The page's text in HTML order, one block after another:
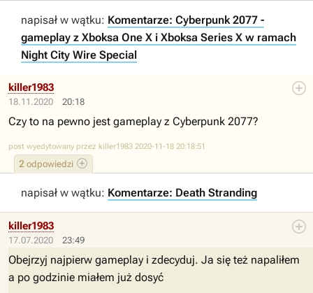
napisał w wątku: Komentarze: Cyberpunk 2077 -
gameplay z Xboksa One X i Xboksa Series X w ramach
Night City Wire Special
18.11.2020 20:18
2 odpowiedzi
killer1983
Czy to na pewno jest gameplay z Cyberpunk 2077?
post wyedytowany przez killer1983 2020-11-18 20:18:51
napisał w wątku: Komentarze: Death Stranding
17.07.2020 23:49
killer1983
Obejrzyj najpierw gameplay i zdecyduj. Ja się też napaliłem
a po godzinie miałem już dosyć